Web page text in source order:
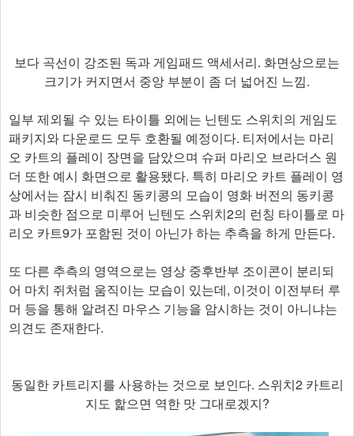
보다 곡선이 강조된 독과 게임패드 액세서리. 화면상으로는
크기가 커지면서 중앙 부분이 좀 더 넓어진 느낌.
일부 제외될 수 있는 타이틀 외에는 닌텐도 스위치의 게임도
패키지와 다운로드 모두 호환될 예정이다. 티저에서는 마리
오 카트의 플레이 장면을 담았으며 슈퍼 마리오 브라더스 원
더 또한 예시 화면으로 활용됐다. 특히 마리오 카트 플레이 영
상에서는 잠시 비춰진 동키콩의 모습이 영화 버전의 동키콩
과 비슷한 점으로 미루어 닌텐도 스위치2의 런칭 타이틀로 마
리오 카트9가 포함된 것이 아닌가 하는 추측을 하게 만든다.
또 다른 추측의 영역으로는 영상 중후반부 조이콘이 분리되
어 마치 쥐처럼 움직이는 모습이 있는데, 이것이 이전부터 루
머 등을 통해 알려진 마우스 기능을 암시하는 것이 아니냐는
의견도 존재한다.
동일한 카트리지를 사용하는 것으로 보인다. 스위치2 카트리
지도 핥으면 역한 맛 그대로겠지?